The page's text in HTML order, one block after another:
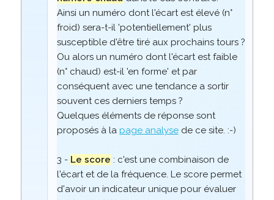
Ainsi un numéro dont l'écart est élevé (n°
froid) sera-t-il 'potentiellement' plus
susceptible d'être tiré aux prochains tours ?
Ou alors un numéro dont l'écart est faible
(n° chaud) est-il 'en forme' et par
conséquent avec une tendance a sortir
souvent ces derniers temps ?
Quelques éléments de réponse sont
proposés à la page analysede ce site. :-)
3 - Le score : c'est une combinaison de
l'écart et de la fréquence. Le score permet
d'avoir un indicateur unique pour évaluer